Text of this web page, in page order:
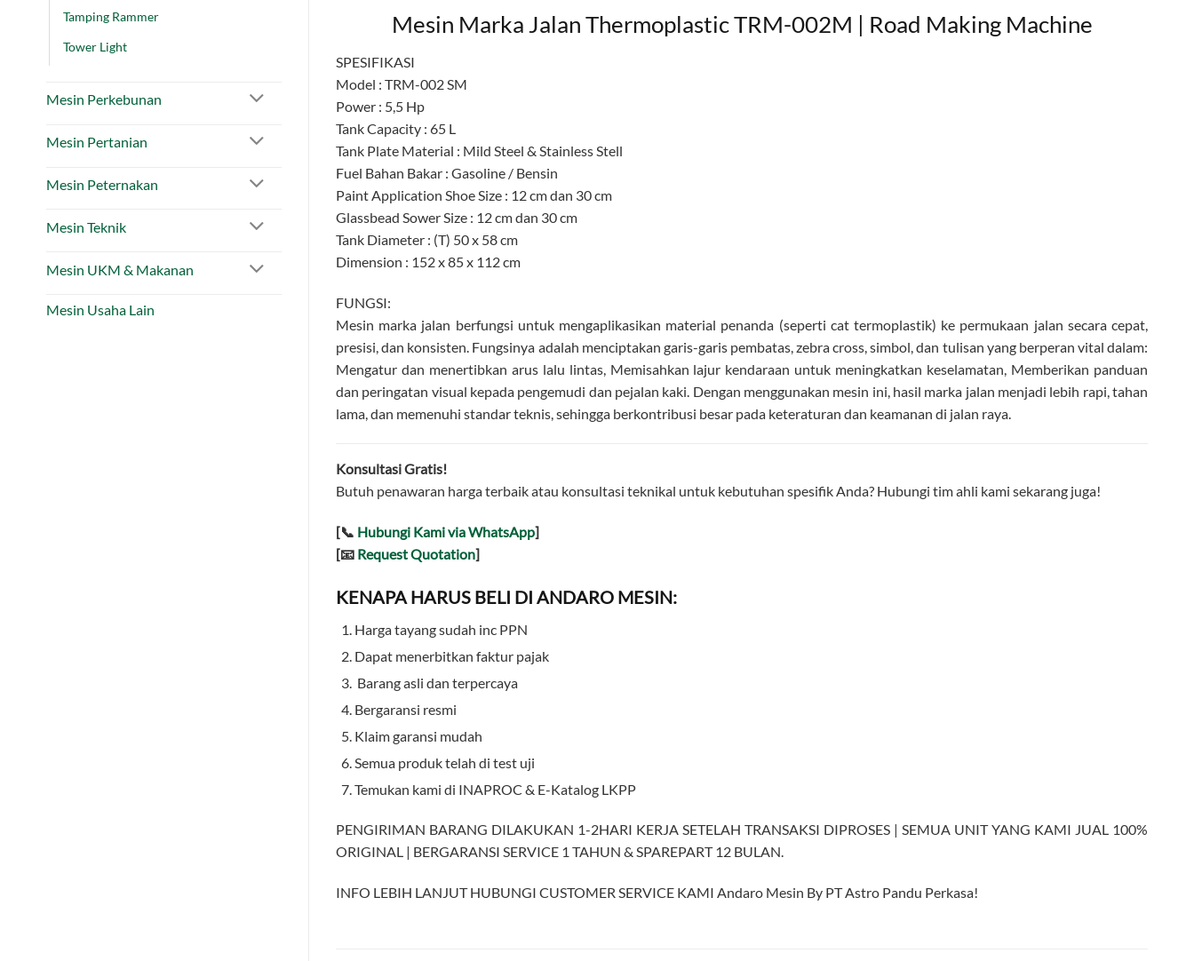
Tamping Rammer
Tower Light
Mesin Perkebunan
Mesin Pertanian
Mesin Peternakan
Mesin Teknik
Mesin UKM & Makanan
Mesin Usaha Lain
Mesin Marka Jalan Thermoplastic TRM-002M | Road Making Machine
SPESIFIKASI
Model : TRM-002 SM
Power : 5,5 Hp
Tank Capacity : 65 L
Tank Plate Material : Mild Steel & Stainless Stell
Fuel Bahan Bakar : Gasoline / Bensin
Paint Application Shoe Size : 12 cm dan 30 cm
Glassbead Sower Size : 12 cm dan 30 cm
Tank Diameter : (T) 50 x 58 cm
Dimension : 152 x 85 x 112 cm
FUNGSI:
Mesin marka jalan berfungsi untuk mengaplikasikan material penanda (seperti cat termoplastik) ke permukaan jalan secara cepat,
presisi, dan konsisten. Fungsinya adalah menciptakan garis-garis pembatas, zebra cross, simbol, dan tulisan yang berperan vital dalam:
Mengatur dan menertibkan arus lalu lintas, Memisahkan lajur kendaraan untuk meningkatkan keselamatan, Memberikan panduan
dan peringatan visual kepada pengemudi dan pejalan kaki. Dengan menggunakan mesin ini, hasil marka jalan menjadi lebih rapi, tahan
lama, dan memenuhi standar teknis, sehingga berkontribusi besar pada keteraturan dan keamanan di jalan raya.
Konsultasi Gratis!
Butuh penawaran harga terbaik atau konsultasi teknikal untuk kebutuhan spesifik Anda? Hubungi tim ahli kami sekarang juga!
[📞 Hubungi Kami via WhatsApp]
[📧 Request Quotation]
KENAPA HARUS BELI DI ANDARO MESIN:
Harga tayang sudah inc PPN
Dapat menerbitkan faktur pajak
Barang asli dan terpercaya
Bergaransi resmi
Klaim garansi mudah
Semua produk telah di test uji
Temukan kami di INAPROC & E-Katalog LKPP
PENGIRIMAN BARANG DILAKUKAN 1-2HARI KERJA SETELAH TRANSAKSI DIPROSES | SEMUA UNIT YANG KAMI JUAL 100%
ORIGINAL | BERGARANSI SERVICE 1 TAHUN & SPAREPART 12 BULAN.
INFO LEBIH LANJUT HUBUNGI CUSTOMER SERVICE KAMI Andaro Mesin By PT Astro Pandu Perkasa!